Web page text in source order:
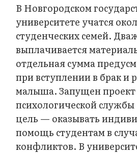
В Новгородском
университете учатся
студенческих семей.
выплачивается
отдельная сумма
при вступлении в брак и
малыша. Запущен проект
психологической
цель — оказывать
помощь студентам в
конфликтов. В